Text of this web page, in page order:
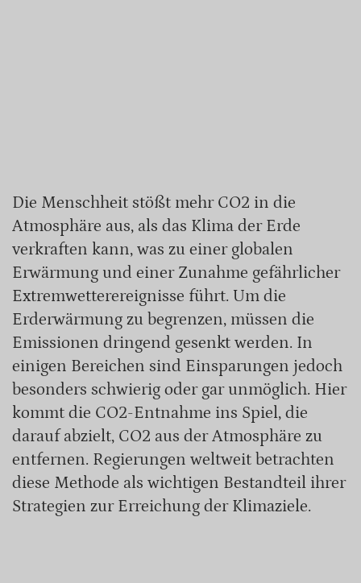
Die Menschheit stößt mehr CO2 in die
Atmosphäre aus, als das Klima der Erde
verkraften kann, was zu einer globalen
Erwärmung und einer Zunahme gefährlicher
Extremwetterereignisse führt. Um die
Erderwärmung zu begrenzen, müssen die
Emissionen dringend gesenkt werden. In
einigen Bereichen sind Einsparungen jedoch
besonders schwierig oder gar unmöglich. Hier
kommt die CO2-Entnahme ins Spiel, die
darauf abzielt, CO2 aus der Atmosphäre zu
entfernen. Regierungen weltweit betrachten
diese Methode als wichtigen Bestandteil ihrer
Strategien zur Erreichung der Klimaziele.